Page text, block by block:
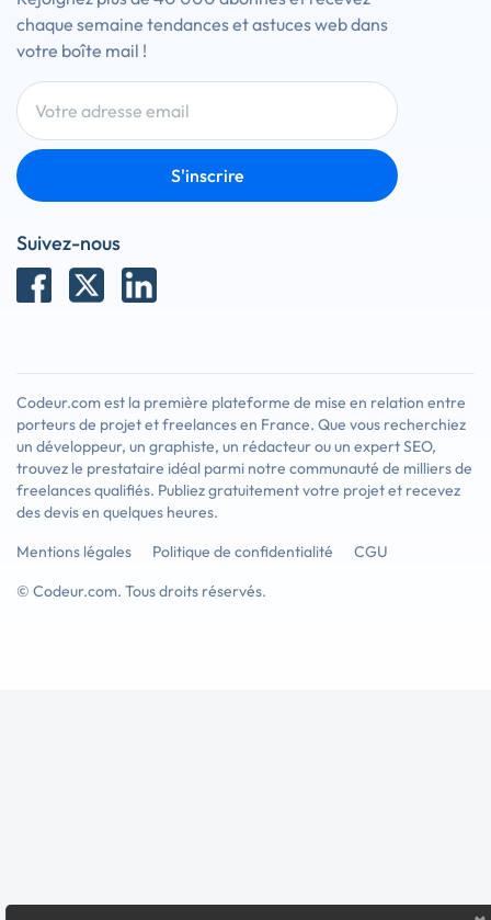
chaque semaine tendances et astuces web dans
votre boîte mail !
S'inscrire
Suivez-nous
Codeur.com est la première plateforme de mise en relation entre
porteurs de projet et freelances en France. Que vous recherchiez
un développeur, un graphiste, un rédacteur ou un expert SEO,
trouvez le prestataire idéal parmi notre communauté de milliers de
freelances qualifiés. Publiez gratuitement votre projet et recevez
des devis en quelques heures.
Mentions légales
Politique de confidentialité
CGU
© Codeur.com. Tous droits réservés.